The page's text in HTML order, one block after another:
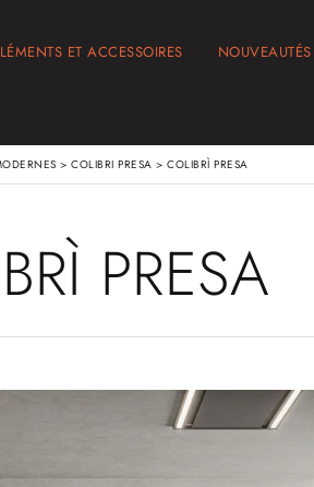
ET ACCESSOIRES NOUVEAUTÉS
> COLIBRI PRESA > COLIBRÌ PRESA
PRESA